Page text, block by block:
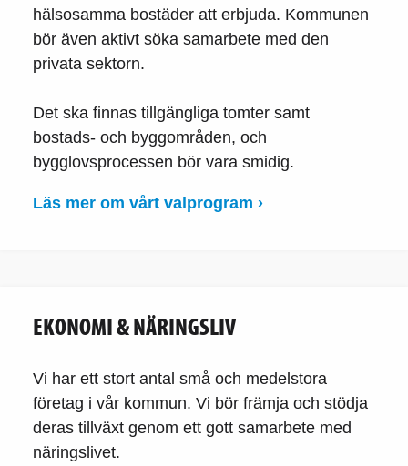
hälsosamma bostäder att erbjuda. Kommunen
bör även aktivt söka samarbete med den
privata sektorn.
Det ska finnas tillgängliga tomter samt
bostads- och byggområden, och
bygglovsprocessen bör vara smidig.
Läs mer om vårt valprogram ›
EKONOMI & NÄRINGSLIV
Vi har ett stort antal små och medelstora
företag i vår kommun. Vi bör främja och stödja
deras tillväxt genom ett gott samarbete med
näringslivet.